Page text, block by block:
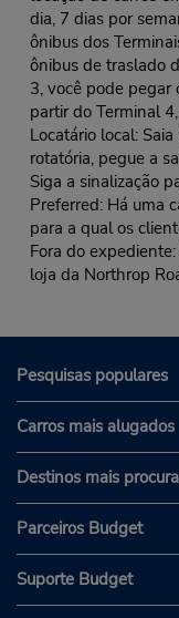
dia, 7 dias por
ônibus dos
ônibus de traslado
3, você pode pegar
partir do Terminal
Locatário local:
rotatória, pegue a
Siga a sinalização
Preferred: Há uma
para a qual os
Fora do
loja da Northrop
Pesquisas populares
Carros mais alugados
Destinos mais
Parceiros Budget
Suporte Budget